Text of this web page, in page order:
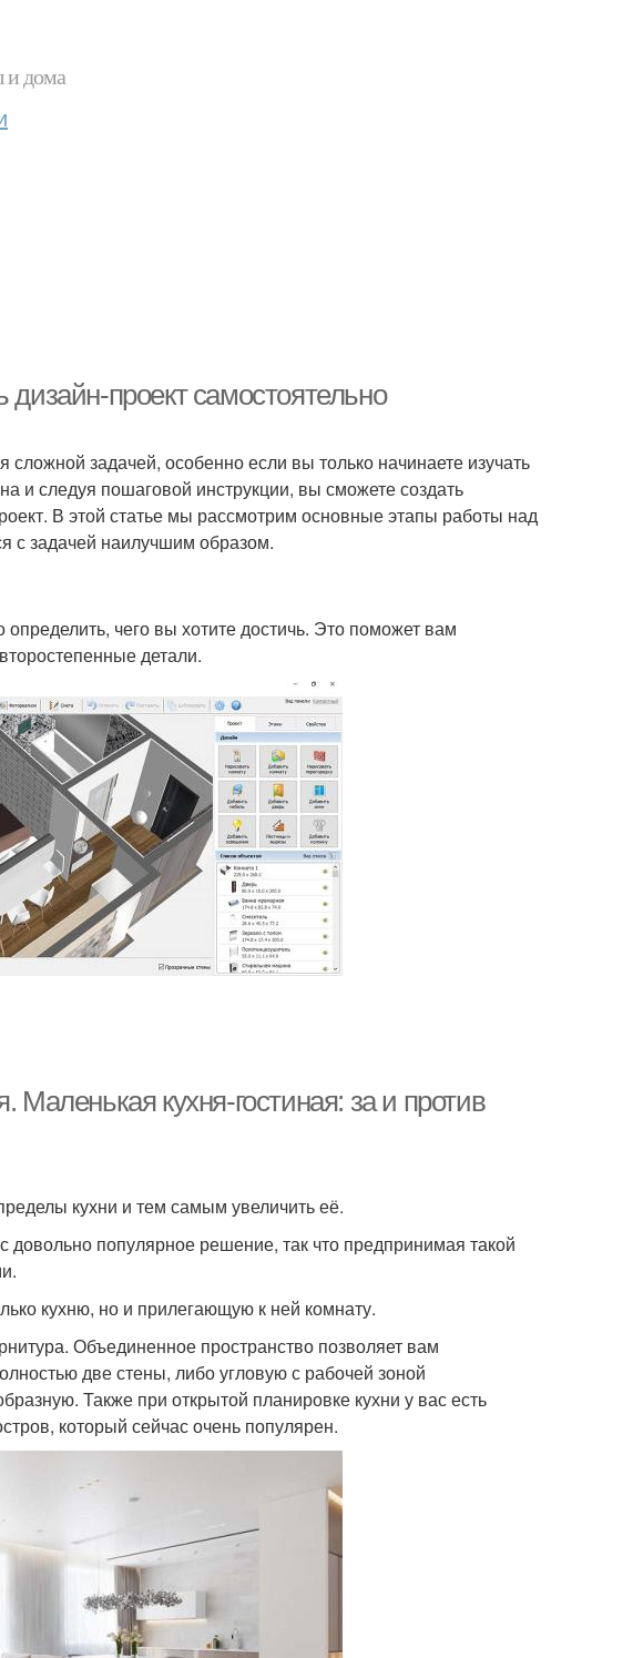
и дома
дизайн-проект самостоятельно
задачей, особенно если вы только начинаете изучать
и следуя пошаговой инструкции, вы сможете создать
В этой статье мы рассмотрим основные этапы работы над
с задачей наилучшим образом.
чего вы хотите достичь. Это поможет вам
детали.
Маленькая кухня-гостиная: за и против
кухни и тем самым увеличить её.
довольно популярное решение, так что предпринимая такой
кухню, но и прилегающую к ней комнату.
Объединенное пространство позволяет вам
две стены, либо угловую с рабочей зоной
Также при открытой планировке кухни у вас есть
который сейчас очень популярен.